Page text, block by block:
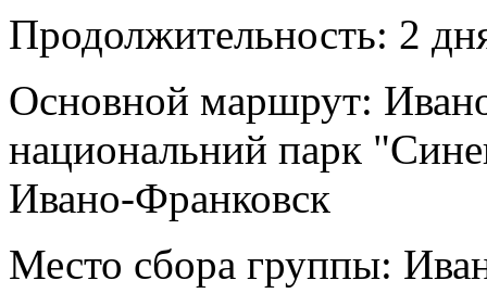
Продолжительность: 2
Основной маршрут:
национальний парк
Ивано-Франковск
Место сбора группы: